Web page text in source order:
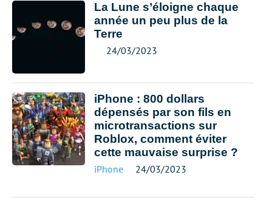
La Lune s’éloigne chaque
année un peu plus de la
Terre
24/03/2023
iPhone : 800 dollars
dépensés par son fils en
microtransactions sur
Roblox, comment éviter
cette mauvaise surprise ?
iPhone 24/03/2023